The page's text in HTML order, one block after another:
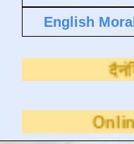
English
अभ्यास